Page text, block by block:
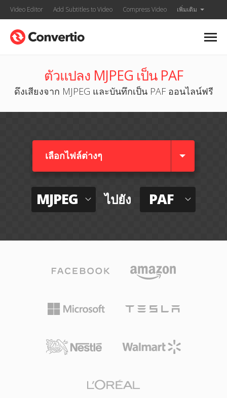
Video Editor Add Subtitles to Video Compress Video เพิ่มเติม
ตัวแปลง MJPEG เป็น PAF
ดึงเสียงจาก MJPEG และบันทึกเป็น PAF ออนไลน์ฟรี
เลือกไฟล์ต่างๆ​
MJPEG ไปยัง PAF